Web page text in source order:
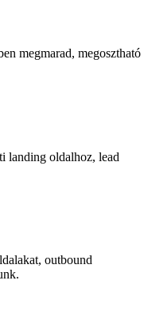
megmarad, megosztható
landing oldalhoz, lead
outbound